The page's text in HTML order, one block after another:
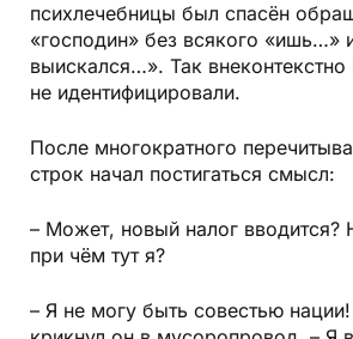
психлечебницы был спасён
«господин» без всякого «ишь…»
выискался…». Так
не идентифицировали.
После многократного
строк начал постигаться смысл:
– Может, новый налог вводится?
при чём тут я?
– Я не могу быть совестью